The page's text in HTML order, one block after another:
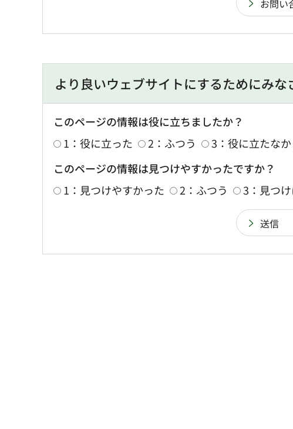
より良いウェブサイトにするためにみ
このページの情報は役に立ちましたか？
1：役に立った
2：ふつう
3：役に立たな
このページの情報は見つけやすかったですか？
1：見つけやすかった
2：ふつう 3：見つ